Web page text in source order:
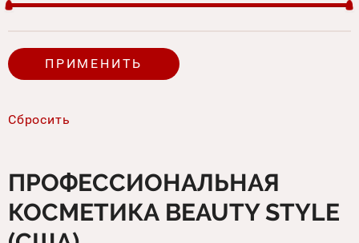
ПРОФЕССИОНАЛЬНАЯ
КОСМЕТИКА BEAUTY STYLE